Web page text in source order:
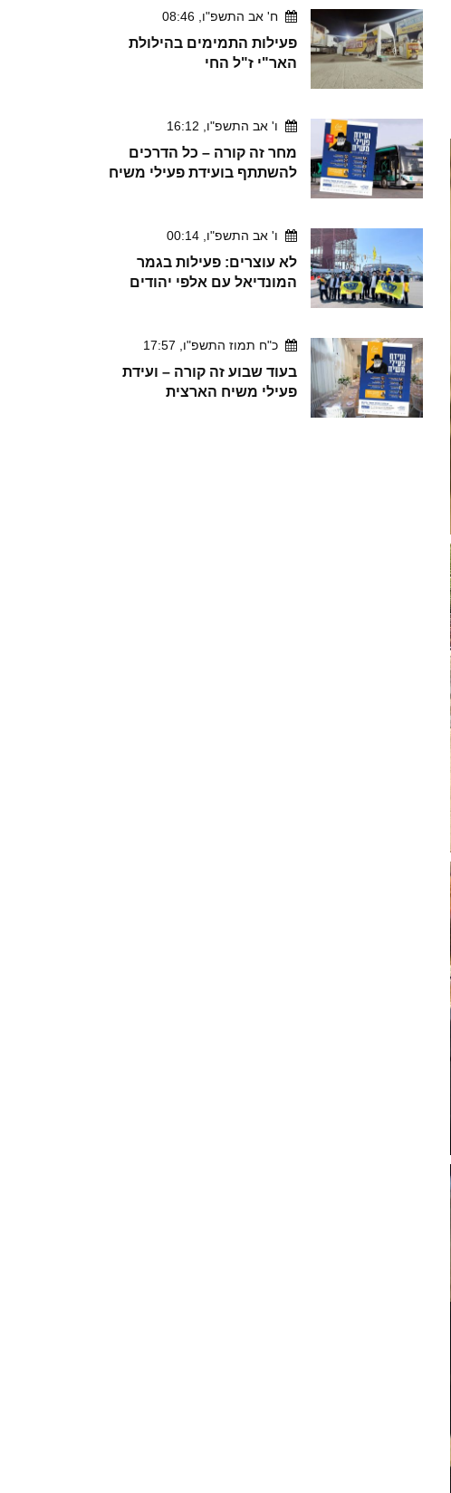
ח' אב התשפ"ו, 08:46
פעילות התמימים בהילולת
האר"י ז"ל החי
ו' אב התשפ"ו, 16:12
מחר זה קורה – כל הדרכים
להשתתף בועידת פעילי משיח
ו' אב התשפ"ו, 00:14
לא עוצרים: פעילות בגמר
המונדיאל עם אלפי יהודים
כ"ח תמוז התשפ"ו, 17:57
בעוד שבוע זה קורה – ועידת
פעילי משיח הארצית